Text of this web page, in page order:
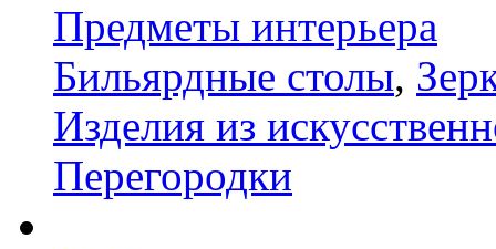
Предметы интерьера
Бильярдные столы,
Изделия из
Перегородки